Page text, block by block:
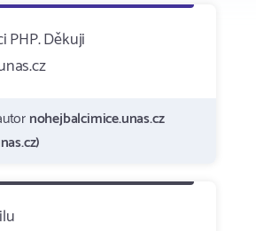
PHP. Děkuji
nohejbalcimice.unas.cz